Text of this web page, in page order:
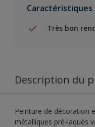
Très bon
Description du
Peinture de décoration
métalliques pré-laqués